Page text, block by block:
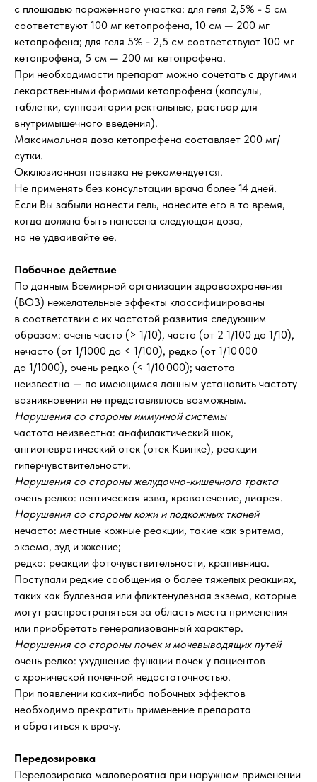
с площадью пораженного участка: для геля 2,5% - 5 см
соответствуют 100 мг кетопрофена, 10 см — 200 мг
кетопрофена; для геля 5% - 2,5 см соответствуют 100 мг
кетопрофена, 5 см — 200 мг кетопрофена.
При необходимости препарат можно сочетать с другими
лекарственными формами кетопрофена (капсулы,
таблетки, суппозитории ректальные, раствор для
внутримышечного введения).
Максимальная доза кетопрофена составляет 200 мг/
сутки.
Окклюзионная повязка не рекомендуется.
Не применять без консультации врача более 14 дней.
Если Вы забыли нанести гель, нанесите его в то время,
когда должна быть нанесена следующая доза,
но не удваивайте ее.
Побочное действие
По данным Всемирной организации здравоохранения
(ВОЗ) нежелательные эффекты классифицированы
в соответствии с их частотой развития следующим
образом: очень часто (> 1/10), часто (от 2 1/100 до 1/10),
нечасто (от 1/1000 до < 1/100), редко (от 1/10 000
до 1/1000), очень редко (< 1/10 000); частота
неизвестна — по имеющимся данным установить частоту
возникновения не представлялось возможным.
Нарушения со стороны иммунной системы
частота неизвестна: анафилактический шок,
ангионевротический отек (отек Квинке), реакции
гиперчувствительности.
Нарушения со стороны желудочно-кишечного тракта
очень редко: пептическая язва, кровотечение, диарея.
Нарушения со стороны кожи и подкожных тканей
нечасто: местные кожные реакции, такие как эритема,
экзема, зуд и жжение;
редко: реакции фоточувствительности, крапивница.
Поступали редкие сообщения о более тяжелых реакциях,
таких как буллезная или фликтенулезная экзема, которые
могут распространяться за область места применения
или приобретать генерализованный характер.
Нарушения со стороны почек и мочевыводящих путей
очень редко: ухудшение функции почек у пациентов
с хронической почечной недостаточностью.
При появлении каких-либо побочных эффектов
необходимо прекратить применение препарата
и обратиться к врачу.
Передозировка
Передозировка маловероятна при наружном применении